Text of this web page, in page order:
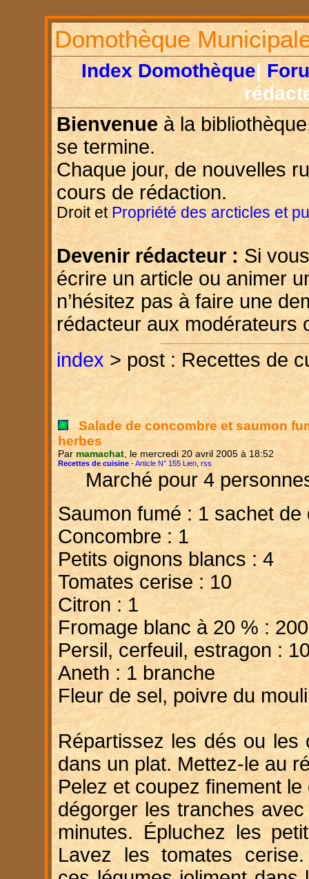
Domothèque
Index Domothèque|
Bienvenue à la
se termine.
Chaque jour, de nouvelles
cours de rédaction.
Droit et Propriété des arcticles et
Devenir rédacteur : Si
écrire un article ou animer
n’hésitez pas à faire une
rédacteur aux modérateurs
index > post : Recettes de
Salade de concombre et saumon
herbes
Par mamachat , le mercredi 20 avril 2005 à 18:52
Recettes de cuisine -Article N° 155 Lien rss
Marché pour 4
Saumon fumé : 1 sachet
Concombre : 1
Petits oignons blancs : 4
Tomates cerise : 10
Citron : 1
Fromage blanc à 20 % :
Persil, cerfeuil, estragon :
Aneth : 1 branche
Fleur de sel, poivre du
Répartissez les dés ou les
dans un plat. Mettez-le au
Pelez et coupez finement
dégorger les tranches
minutes. Épluchez les
Lavez les tomates